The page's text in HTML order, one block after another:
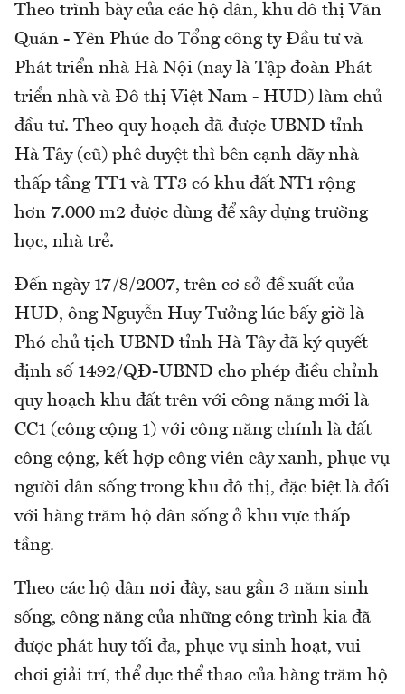
Theo trình bày của các hộ dân, khu đô thị Văn
Quán - Yên Phúc do Tổng công ty Đầu tư và
Phát triển nhà Hà Nội (nay là Tập đoàn Phát
triển nhà và Đô thị Việt Nam - HUD) làm chủ
đầu tư. Theo quy hoạch đã được UBND tỉnh
Hà Tây (cũ) phê duyệt thì bên cạnh dãy nhà
thấp tầng TT1 và TT3 có khu đất NT1 rộng
hơn 7.000 m2 được dùng để xây dựng trường
học, nhà trẻ.
Đến ngày 17/8/2007, trên cơ sở đề xuất của
HUD, ông Nguyễn Huy Tưởng lúc bấy giờ là
Phó chủ tịch UBND tỉnh Hà Tây đã ký quyết
định số 1492/QĐ-UBND cho phép điều chỉnh
quy hoạch khu đất trên với công năng mới là
CC1 (công cộng 1) với công năng chính là đất
công cộng, kết hợp công viên cây xanh, phục vụ
người dân sống trong khu đô thị, đặc biệt là đối
với hàng trăm hộ dân sống ở khu vực thấp
tầng.
Theo các hộ dân nơi đây, sau gần 3 năm sinh
sống, công năng của những công trình kia đã
được phát huy tối đa, phục vụ sinh hoạt, vui
chơi giải trí, thể dục thể thao của hàng trăm hộ